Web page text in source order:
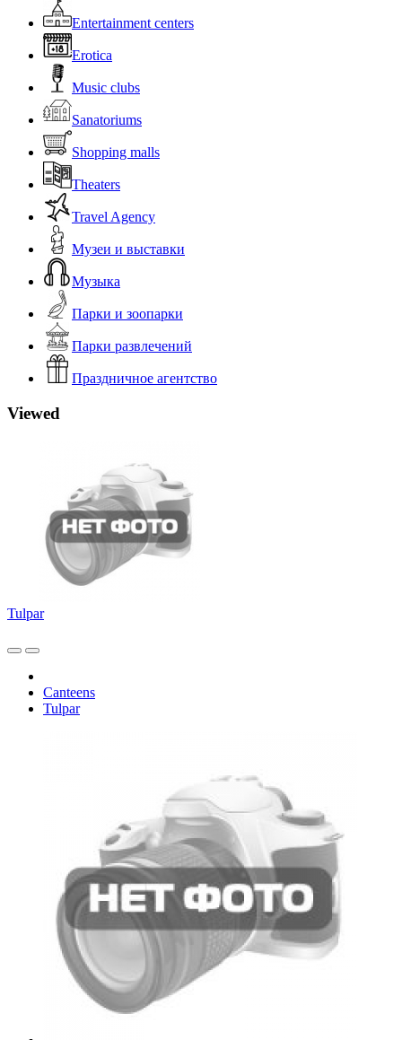
Entertainment centers
Erotica
Music clubs
Sanatoriums
Shopping malls
Theaters
Travel Agency
Музеи и выставки
Музыка
Парки и зоопарки
Парки развлечений
Праздничное агентство
Viewed
Tulpar
Canteens
Tulpar